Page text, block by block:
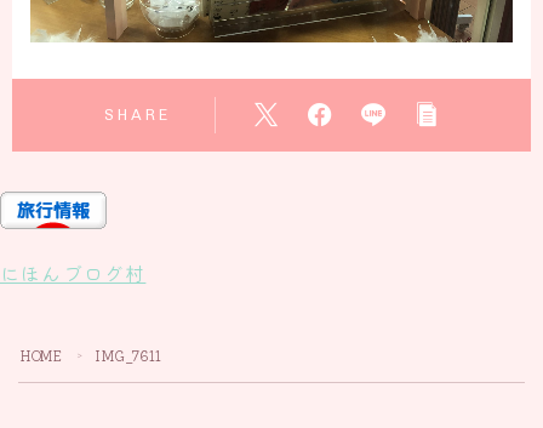
SHARE
にほんブログ村
HOME ＞ IMG_7611